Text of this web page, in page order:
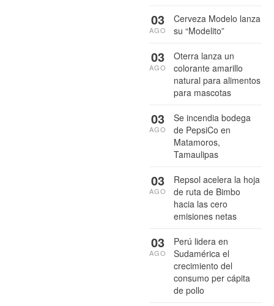
Cerveza Modelo lanza
su “Modelito”
03
AGO
Oterra lanza un
colorante amarillo
natural para alimentos
para mascotas
03
AGO
Se incendia bodega
de PepsiCo en
Matamoros,
Tamaulipas
03
AGO
Repsol acelera la hoja
de ruta de Bimbo
hacia las cero
emisiones netas
03
AGO
Perú lidera en
Sudamérica el
crecimiento del
consumo per cápita
de pollo
03
AGO